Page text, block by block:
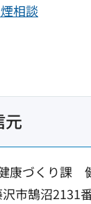
相談
元
康づくり課
市鵠沼2131